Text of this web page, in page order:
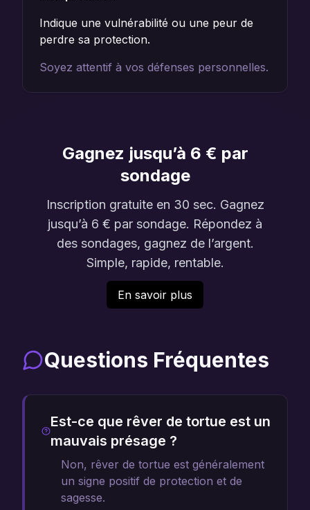
Indique une vulnérabilité ou une peur de
perdre sa protection.
Soyez attentif à vos défenses personnelles.
Gagnez jusqu’à 6 € par
sondage
Inscription gratuite en 30 sec. Gagnez
jusqu’à 6 € par sondage. Répondez à
des sondages, gagnez de l’argent.
Simple, rapide, rentable.
En savoir plus
Questions Fréquentes
Est-ce que rêver de tortue est un
mauvais présage ?
Non, rêver de tortue est généralement
un signe positif de protection et de
sagesse.